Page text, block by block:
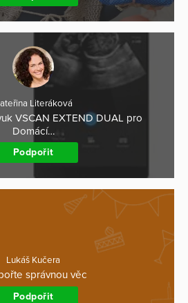
Literáková
VSCAN EXTEND DUAL pro
Domácí…
Podpořit
Lukáš Kučera
správnou věc
Podpořit